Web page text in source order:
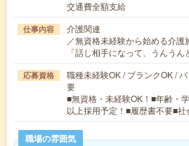
交通費全額支給
仕事内容
介護関連
／無資格未経験から始める介護
「話し相手になって、うんう
応募資格
職種未経験OK / ブランクOK /
要
■無資格・未経験OK！■年齢・
以上採用予定！■履歴書不要■
職場の雰囲気